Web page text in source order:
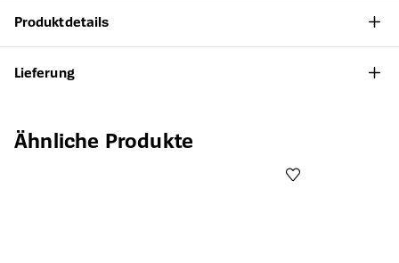
Produktdetails
Lieferung
Produktgalerie überspringen
Ähnliche Produkte